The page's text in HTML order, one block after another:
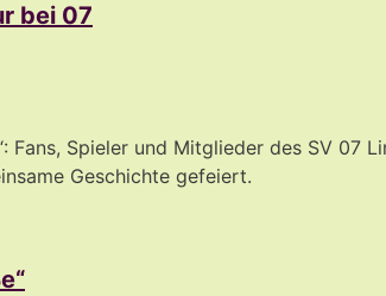
bei 07
Fans, Spieler und Mitglieder des SV 07
Geschichte gefeiert.